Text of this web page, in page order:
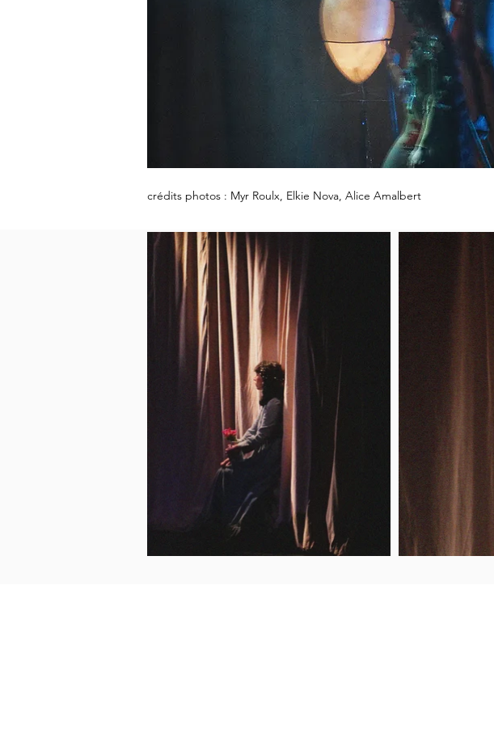
crédits photos : Myr Roulx, Elkie Nova, Alice Amalbert